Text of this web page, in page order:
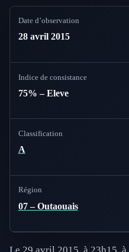
Date d’observation
28 avril 2015
Indice de consistance
75% – Eleve
Classification
A
Région
07 – Outaouais